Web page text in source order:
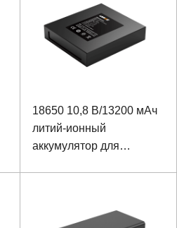
18650 10,8 В/13200 мАч
литий-ионный
аккумулятор для